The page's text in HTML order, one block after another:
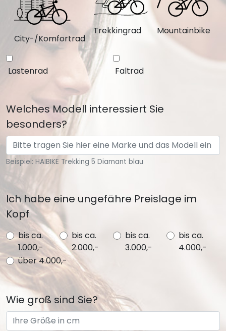
City-/Komfortrad
Trekkingrad Mountainbike
Lastenrad Faltrad
Welches Modell interessiert Sie
besonders?
Beispiel: HAIBIKE Trekking 5 Diamant blau
Ich habe eine ungefähre Preislage im
Kopf
bis ca.
1.000,-
bis ca.
2.000,-
bis ca.
3.000,-
bis ca.
4.000,-
über 4.000,-
Wie groß sind Sie?